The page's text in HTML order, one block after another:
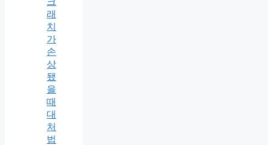
래
치
가
손
상
됐
을
때
대
처
법